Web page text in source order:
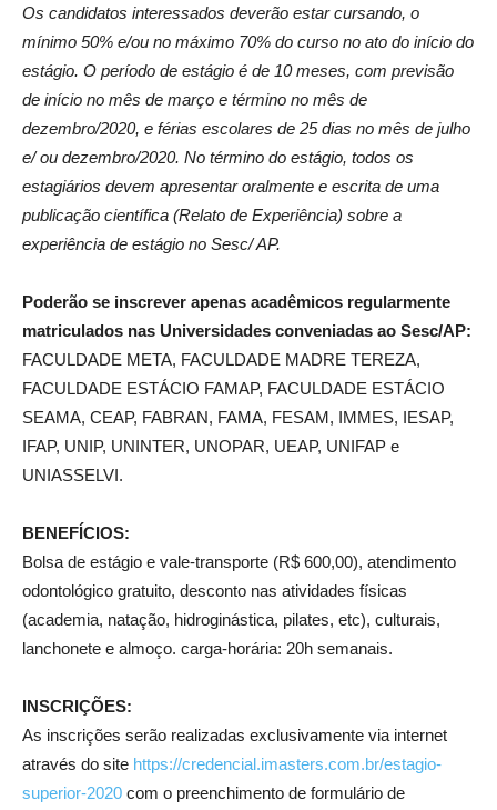
Os candidatos interessados deverão estar cursando, o
mínimo 50% e/ou no máximo 70% do curso no ato do início do
estágio. O período de estágio é de 10 meses, com previsão
de início no mês de março e término no mês de
dezembro/2020, e férias escolares de 25 dias no mês de julho
e/ ou dezembro/2020. No término do estágio, todos os
estagiários devem apresentar oralmente e escrita de uma
publicação científica (Relato de Experiência) sobre a
experiência de estágio no Sesc/ AP.
Poderão se inscrever apenas acadêmicos regularmente
matriculados nas Universidades conveniadas ao Sesc/AP:
FACULDADE META, FACULDADE MADRE TEREZA,
FACULDADE ESTÁCIO FAMAP, FACULDADE ESTÁCIO
SEAMA, CEAP, FABRAN, FAMA, FESAM, IMMES, IESAP,
IFAP, UNIP, UNINTER, UNOPAR, UEAP, UNIFAP e
UNIASSELVI.
BENEFÍCIOS:
Bolsa de estágio e vale-transporte (R$ 600,00), atendimento
odontológico gratuito, desconto nas atividades físicas
(academia, natação, hidroginástica, pilates, etc), culturais,
lanchonete e almoço. carga-horária: 20h semanais.
INSCRIÇÕES:
As inscrições serão realizadas exclusivamente via internet
através do site https://credencial.imasters.com.br/estagio-
superior-2020 com o preenchimento de formulário de